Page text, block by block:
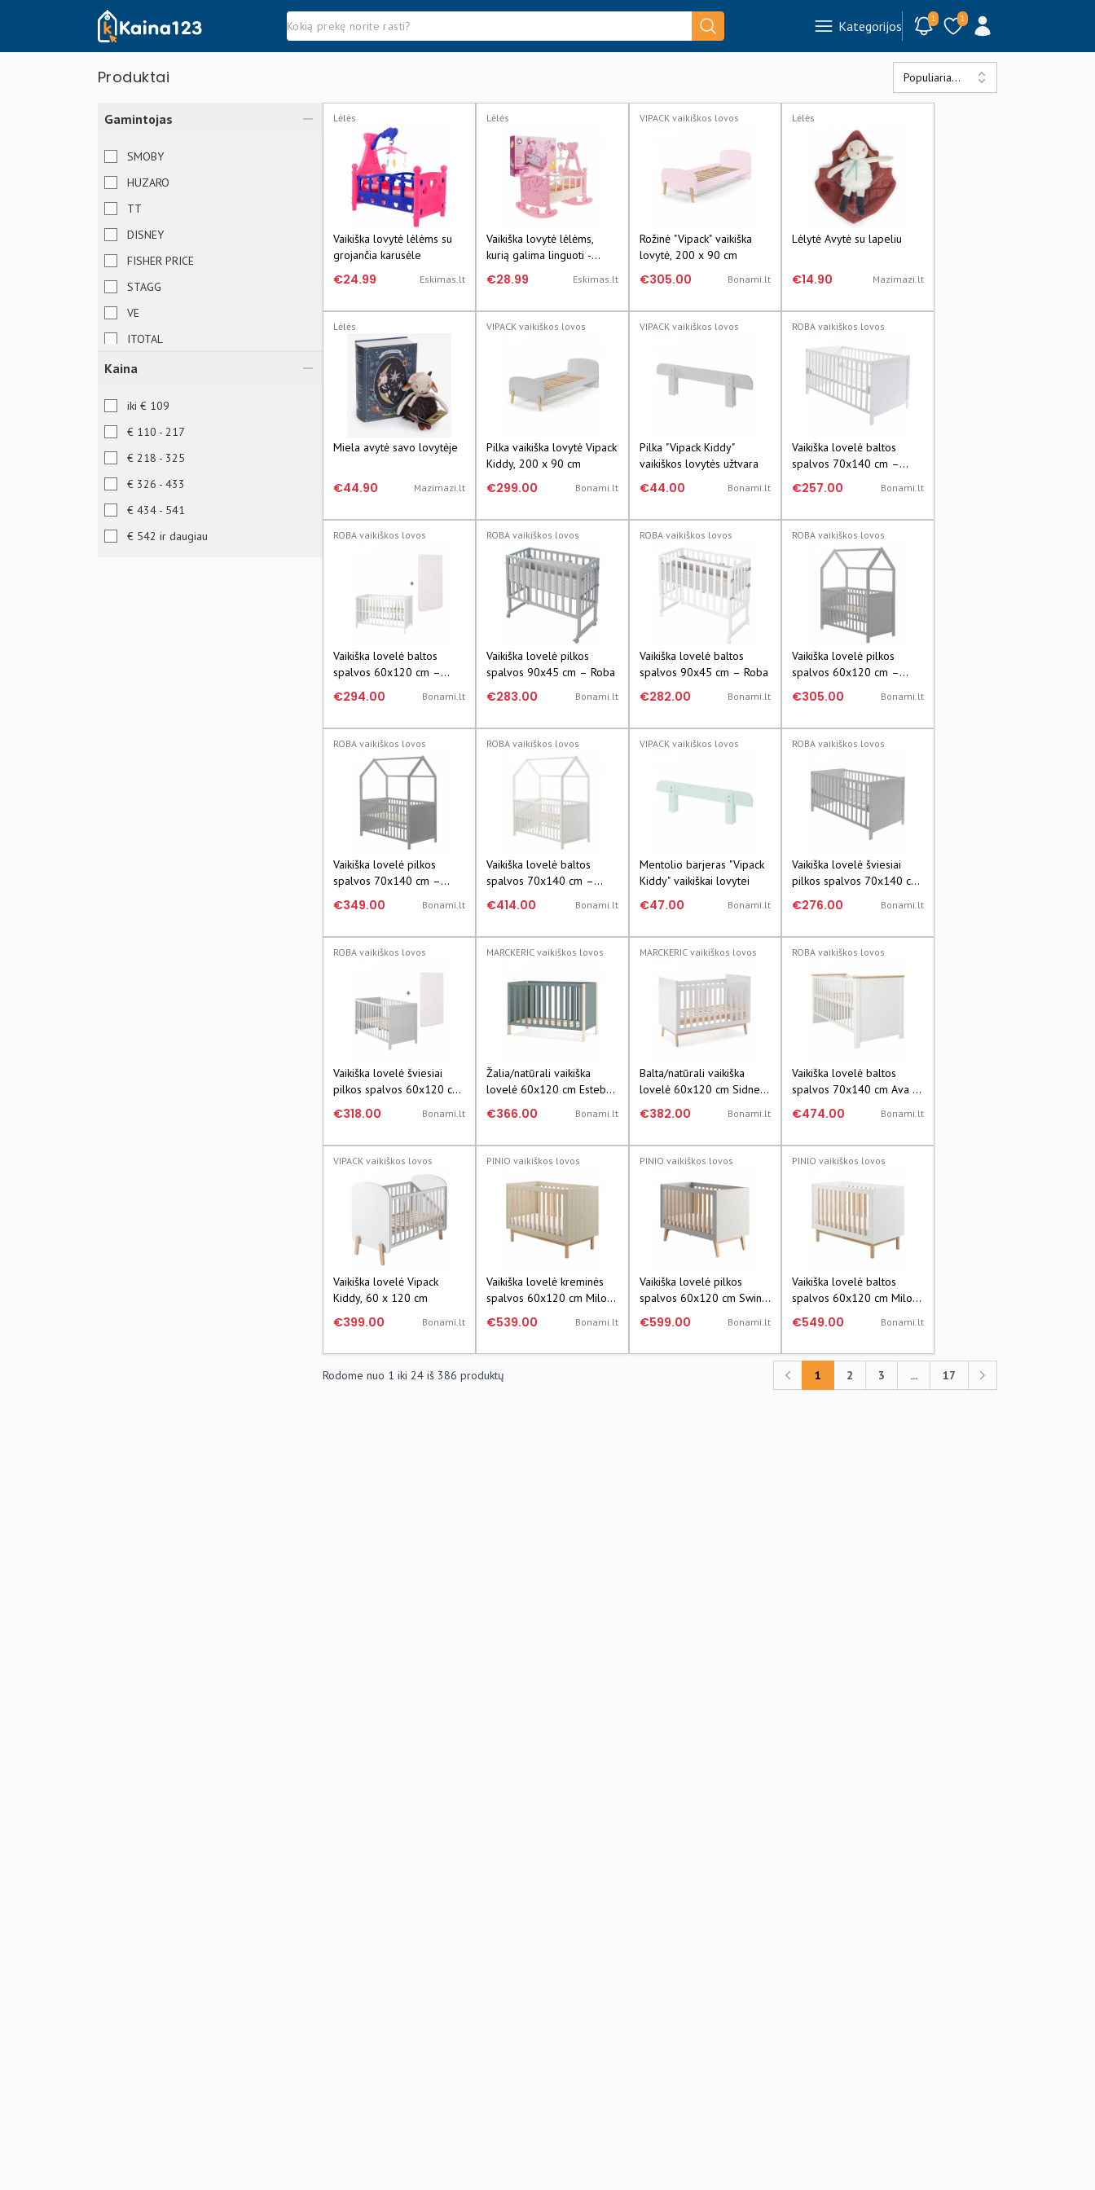
Kaina123.lt Kategorijos 1 1
Produktai Populiariausi
Gamintojas
SMOBY
HUZARO
TT
DISNEY
FISHER PRICE
STAGG
VE
ITOTAL
SPRINGOS
Kaina
iki € 109
€ 110 - 217
€ 218 - 325
€ 326 - 433
€ 434 - 541
€ 542 ir daugiau
Lėlės
Vaikiška lovytė lėlėms su
grojančia karusėle
€24.99 Eskimas.lt
Lėlės
Vaikiška lovytė lėlėms,
kurią galima linguoti -
rožinė
€28.99 Eskimas.lt
VIPACK vaikiškos lovos
Rožinė "Vipack" vaikiška
lovytė, 200 x 90 cm
€305.00 Bonami.lt
Lėlės
Lėlytė Avytė su lapeliu
€14.90 Mazimazi.lt
Lėlės
Miela avytė savo lovytėje
€44.90 Mazimazi.lt
VIPACK vaikiškos lovos
Pilka vaikiška lovytė Vipack
Kiddy, 200 x 90 cm
€299.00 Bonami.lt
VIPACK vaikiškos lovos
Pilka "Vipack Kiddy"
vaikiškos lovytės užtvara
€44.00 Bonami.lt
ROBA vaikiškos lovos
Vaikiška lovelė baltos
spalvos 70x140 cm –
Roba
€257.00 Bonami.lt
ROBA vaikiškos lovos
Vaikiška lovelė baltos
spalvos 60x120 cm –
Roba
€294.00 Bonami.lt
ROBA vaikiškos lovos
Vaikiška lovelė pilkos
spalvos 90x45 cm – Roba
€283.00 Bonami.lt
ROBA vaikiškos lovos
Vaikiška lovelė baltos
spalvos 90x45 cm – Roba
€282.00 Bonami.lt
ROBA vaikiškos lovos
Vaikiška lovelė pilkos
spalvos 60x120 cm –
Roba
€305.00 Bonami.lt
ROBA vaikiškos lovos
Vaikiška lovelė pilkos
spalvos 70x140 cm –
Roba
€349.00 Bonami.lt
ROBA vaikiškos lovos
Vaikiška lovelė baltos
spalvos 70x140 cm –
Roba
€414.00 Bonami.lt
VIPACK vaikiškos lovos
Mentolio barjeras "Vipack
Kiddy" vaikiškai lovytei
€47.00 Bonami.lt
ROBA vaikiškos lovos
Vaikiška lovelė šviesiai
pilkos spalvos 70x140 cm
– Roba
€276.00 Bonami.lt
ROBA vaikiškos lovos
Vaikiška lovelė šviesiai
pilkos spalvos 60x120 cm
– Roba
€318.00 Bonami.lt
MARCKERIC vaikiškos lovos
Žalia/natūrali vaikiška
lovelė 60x120 cm Esteban
- Marckeric
€366.00 Bonami.lt
MARCKERIC vaikiškos lovos
Balta/natūrali vaikiška
lovelė 60x120 cm Sidney
- Marckeric
€382.00 Bonami.lt
ROBA vaikiškos lovos
Vaikiška lovelė baltos
spalvos 70x140 cm Ava –
Roba
€474.00 Bonami.lt
VIPACK vaikiškos lovos
Vaikiška lovelė Vipack
Kiddy, 60 x 120 cm
€399.00 Bonami.lt
PINIO vaikiškos lovos
Vaikiška lovelė kreminės
spalvos 60x120 cm Miloo
– Pinio
€539.00 Bonami.lt
PINIO vaikiškos lovos
Vaikiška lovelė pilkos
spalvos 60x120 cm Swing
– Pinio
€599.00 Bonami.lt
PINIO vaikiškos lovos
Vaikiška lovelė baltos
spalvos 60x120 cm Miloo
– Pinio
€549.00 Bonami.lt
Rodome nuo 1 iki 24 iš 386 produktų
Previous
1 2 3 ... 17
Previous